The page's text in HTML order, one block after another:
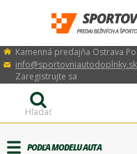
Kamenná predajňa Ostrava
info@sportovniautodoplnky.sk
Zaregistrujte sa
Hľadať
PODĽA MODELU AUTA